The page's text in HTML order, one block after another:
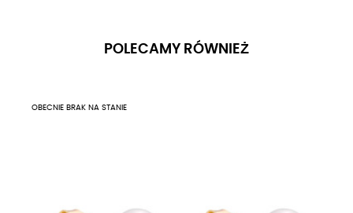
POLECAMY RÓWNIEŻ
OBECNIE BRAK NA STANIE